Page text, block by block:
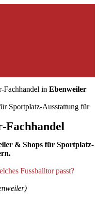
Fachhandel in Ebenweiler
Sportplatz-Ausstattung für
Fachhandel
& Shops für Sportplatz-